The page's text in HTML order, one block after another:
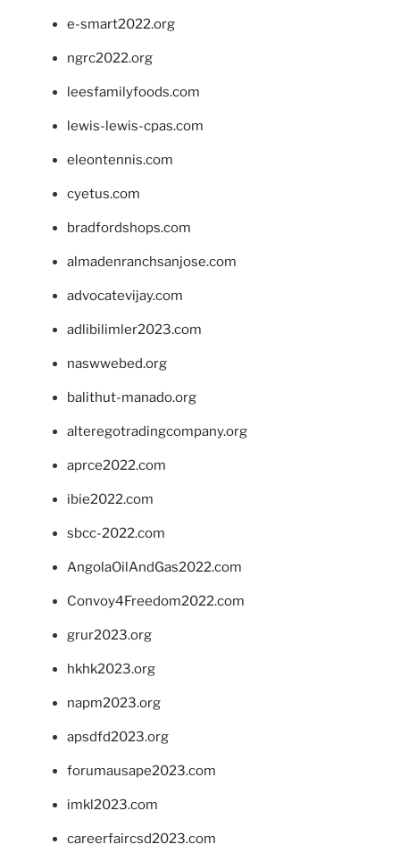
e-smart2022.org
ngrc2022.org
leesfamilyfoods.com
lewis-lewis-cpas.com
eleontennis.com
cyetus.com
bradfordshops.com
almadenranchsanjose.com
advocatevijay.com
adlibilimler2023.com
naswwebed.org
balithut-manado.org
alteregotradingcompany.org
aprce2022.com
ibie2022.com
sbcc-2022.com
AngolaOilAndGas2022.com
Convoy4Freedom2022.com
grur2023.org
hkhk2023.org
napm2023.org
apsdfd2023.org
forumausape2023.com
imkl2023.com
careerfaircsd2023.com